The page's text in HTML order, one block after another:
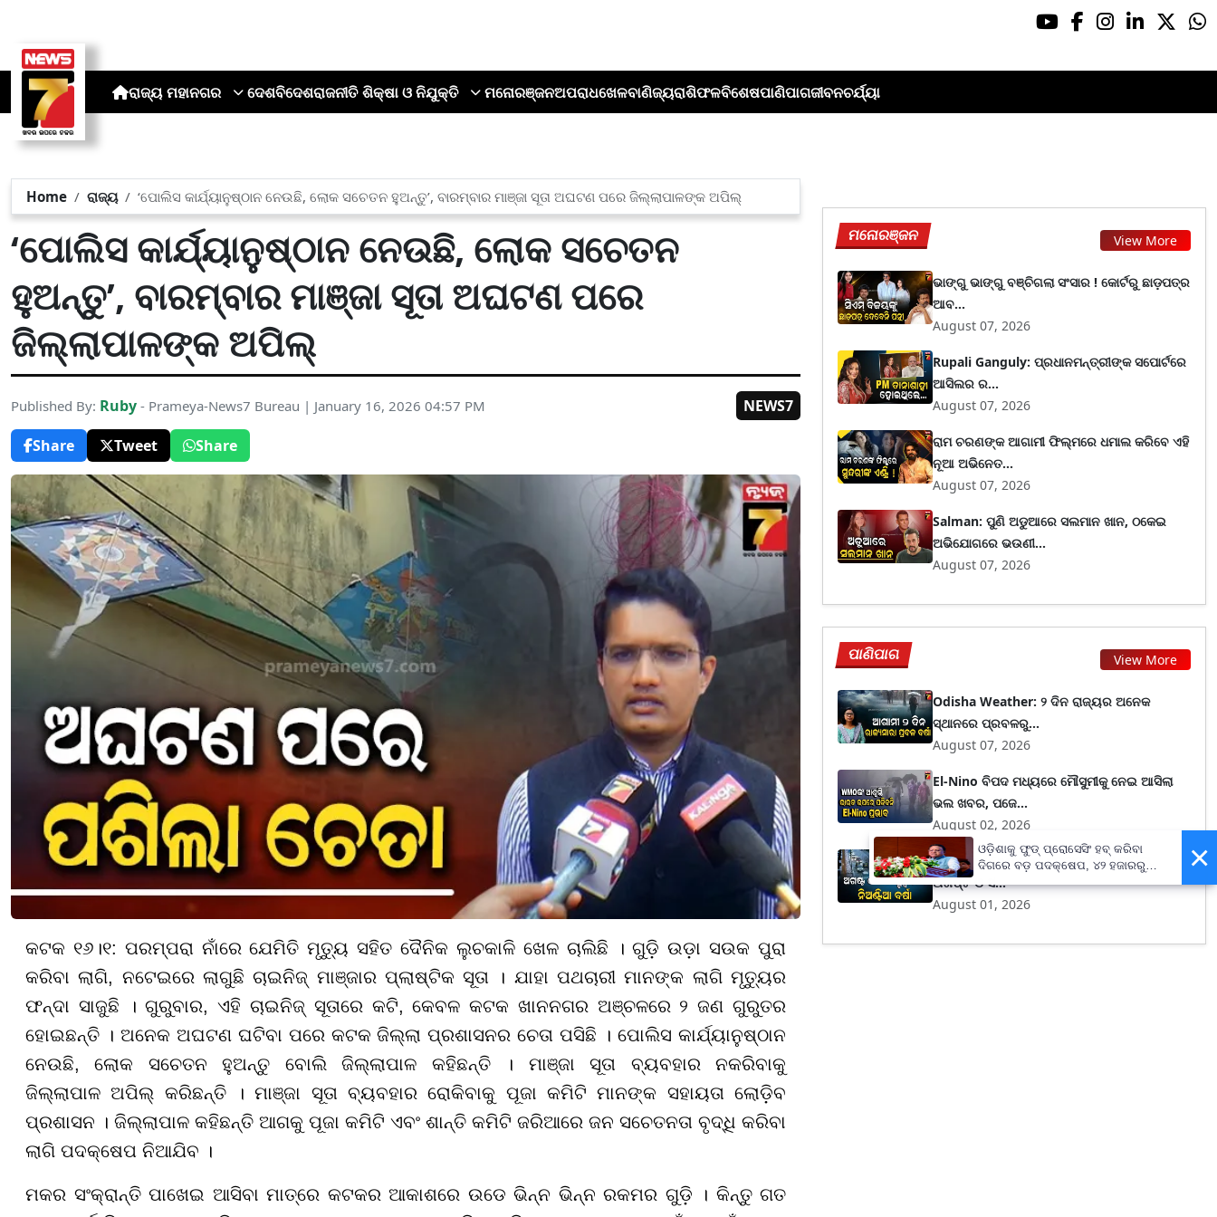
ରାଜ୍ୟ ମହାନଗର ଦେଶବିଦେଶରାଜନୀତି ଶିକ୍ଷା ଓ ନିଯୁକ୍ତି ମନୋରଞ୍ଜନଅପରାଧଖେଳବାଣିଜ୍ୟରାଶିଫଳବିଶେଷପାଣିପାଗଜୀବନଚର୍ଯ୍ୟା
Home ରାଜ୍ୟ ‘ପୋଲିସ କାର୍ଯ୍ୟାନୁଷ୍ଠାନ ନେଉଛି, ଲୋକ ସଚେତନ ହୁଅନ୍ତୁ’, ବାରମ୍ବାର ମାଞ୍ଜା ସୂତା ଅଘଟଣ ପରେ ଜିଲ୍ଲାପାଳଙ୍କ ଅପିଲ୍
‘ପୋଲିସ କାର୍ଯ୍ୟାନୁଷ୍ଠାନ ନେଉଛି, ଲୋକ ସଚେତନ
ହୁଅନ୍ତୁ’, ବାରମ୍ବାର ମାଞ୍ଜା ସୂତା ଅଘଟଣ ପରେ
ଜିଲ୍ଲାପାଳଙ୍କ ଅପିଲ୍
Published By: Ruby - Prameya-News7 Bureau | January 16, 2026 04:57 PM
NEWS7
Share
Tweet Share
କଟକ ୧୬।୧: ପରମ୍ପରା ନାଁରେ ଯେମିତି ମୃତ୍ୟୁ ସହିତ ଦୈନିକ ଲୁଚକାଳି ଖେଳ ଚାଲିଛି । ଗୁଡ଼ି ଉଡ଼ା ସଉକ ପୁରା
କରିବା ଲାଗି, ନଟେଇରେ ଲାଗୁଛି ଚାଇନିଜ୍ ମାଞ୍ଜାର ପ୍ଲାଷ୍ଟିକ ସୂତା । ଯାହା ପଥଚାରୀ ମାନଙ୍କ ଲାଗି ମୃତ୍ୟୁର
ଫନ୍ଦା ସାଜୁଛି । ଗୁରୁବାର, ଏହି ଚାଇନିଜ୍ ସୂତାରେ କଟି, କେବଳ କଟକ ଖାନନଗର ଅଞ୍ଚଳରେ ୨ ଜଣ ଗୁରୁତର
ହୋଇଛନ୍ତି । ଅନେକ ଅଘଟଣ ଘଟିବା ପରେ କଟକ ଜିଲ୍ଲା ପ୍ରଶାସନର ଚେତା ପସିଛି । ପୋଲିସ କାର୍ଯ୍ୟାନୁଷ୍ଠାନ
ନେଉଛି, ଲୋକ ସଚେତନ ହୁଅନ୍ତୁ ବୋଲି ଜିଲ୍ଲାପାଳ କହିଛନ୍ତି । ମାଞ୍ଜା ସୂତା ବ୍ୟବହାର ନକରିବାକୁ
ଜିଲ୍ଲାପାଳ ଅପିଲ୍ କରିଛନ୍ତି ।ମାଞ୍ଜା ସୂତା ବ୍ୟବହାର ରୋକିବାକୁ ପୂଜା କମିଟି ମାନଙ୍କ ସହାୟତା ଲୋଡ଼ିବ
ପ୍ରଶାସନ । ଜିଲ୍ଲାପାଳ କହିଛନ୍ତି ଆଗକୁ ପୂଜା କମିଟି ଏବଂ ଶାନ୍ତି କମିଟି ଜରିଆରେ ଜନ ସଚେତନତା ବୃଦ୍ଧି କରିବା
ଲାଗି ପଦକ୍ଷେପ ନିଆଯିବ ।
ମକର ସଂକ୍ରାନ୍ତି ପାଖେଇ ଆସିବା ମାତ୍ରେ କଟକର ଆକାଶରେ ଉଡେ ଭିନ୍ନ ଭିନ୍ନ ରକମର ଗୁଡ଼ି । କିନ୍ତୁ ଗତ
ମନୋରଞ୍ଜନ View More
ଭାଙ୍ଗୁ ଭାଙ୍ଗୁ ବଞ୍ଚିଗଲା ସଂସାର ! କୋର୍ଟରୁ ଛାଡ଼ପତ୍ର
ଆବ...
August 07, 2026
Rupali Ganguly: ପ୍ରଧାନମନ୍ତ୍ରୀଙ୍କ ସପୋର୍ଟରେ
ଆସିଲର ର...
August 07, 2026
ରାମ ଚରଣଙ୍କ ଆଗାମୀ ଫିଲ୍ମରେ ଧମାଲ କରିବେ ଏହି
ନୂଆ ଅଭିନେତ...
August 07, 2026
Salman: ପୁଣି ଅଡୁଆରେ ସଲମାନ ଖାନ, ଠକେଇ
ଅଭିଯୋଗରେ ଭଉଣୀ...
August 07, 2026
ପାଣିପାଗ View More
Odisha Weather: ୨ ଦିନ ରାଜ୍ୟର ଅନେକ
ସ୍ଥାନରେ ପ୍ରବଳରୁ...
August 07, 2026
El-Nino ବିପଦ ମଧ୍ୟରେ ମୌସୁମୀକୁ ନେଇ ଆସିଲା
ଭଲ ଖବର, ପଜେ...
August 02, 2026
Weather Forecast : ଜୁଲାଇ ନିର୍ଧୁମ ଢାଳିଲା,
ଅଗଷ୍ଟ ଓ ସ...
August 01, 2026
×
ଓଡ଼ିଶାକୁ ଫୁଡ୍ ପ୍ରୋସେସିଂ ହବ୍ କରିବା
ଦିଗରେ ବଡ଼ ପଦକ୍ଷେପ, ୪୨ ହଜାରରୁ